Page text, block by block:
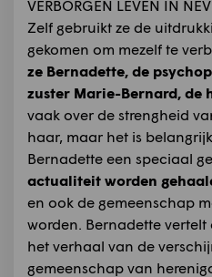
VERBORGEN LEVEN IN
Zelf gebruikt ze de
gekomen om mezelf te
ze Bernadette, de
zuster Marie-Bernard, de
vaak over de strengheid
haar, maar het is
Bernadette een speciaal
actualiteit worden
en ook de gemeenschap
worden. Bernadette
het verhaal van de
gemeenschap van